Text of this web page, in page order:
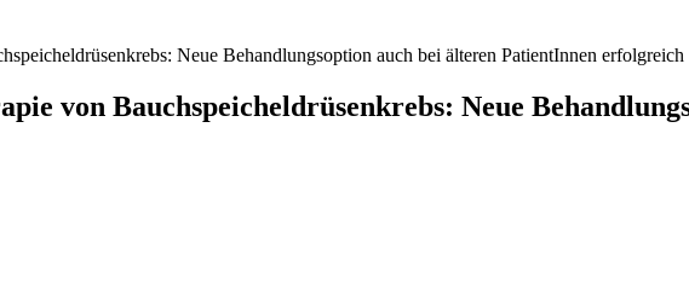
Neue Behandlungsoption auch bei älteren PatientInnen erfolgreich
von Bauchspeicheldrüsenkrebs: Neue